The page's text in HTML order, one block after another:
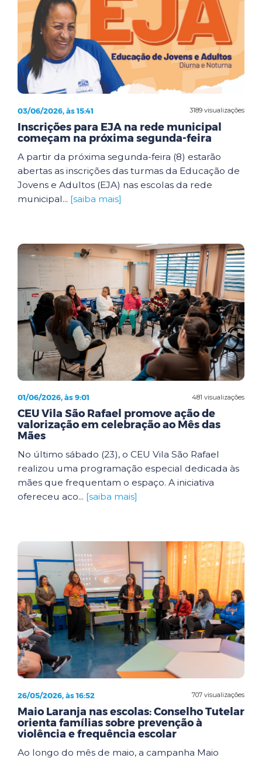
3189 visualizações
03/06/2026, às 15:41
Inscrições para EJA na rede municipal
começam na próxima segunda-feira
A partir da próxima segunda-feira (8) estarão
abertas as inscrições das turmas da Educação de
Jovens e Adultos (EJA) nas escolas da rede
municipal... [saiba mais]
481 visualizações
01/06/2026, às 9:01
CEU Vila São Rafael promove ação de
valorização em celebração ao Mês das
Mães
No último sábado (23), o CEU Vila São Rafael
realizou uma programação especial dedicada às
mães que frequentam o espaço. A iniciativa
ofereceu aco... [saiba mais]
707 visualizações
26/05/2026, às 16:52
Maio Laranja nas escolas: Conselho Tutelar
orienta famílias sobre prevenção à
violência e frequência escolar
Ao longo do mês de maio, a campanha Maio